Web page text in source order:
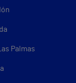
Palmas